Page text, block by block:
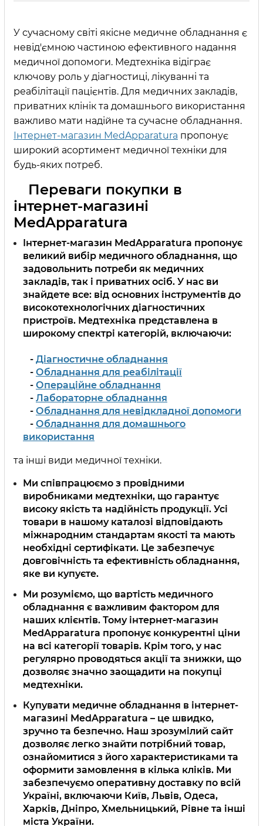
У сучасному світі якісне медичне обладнання є
невід'ємною частиною ефективного надання
медичної допомоги. Медтехніка відіграє
ключову роль у діагностиці, лікуванні та
реабілітації пацієнтів. Для медичних закладів,
приватних клінік та домашнього використання
важливо мати надійне та сучасне обладнання.
Інтернет-магазин MedApparatura пропонує
широкий асортимент медичної техніки для
будь-яких потреб.
Переваги покупки в
інтернет-магазині
MedApparatura
Інтернет-магазин MedApparatura пропонує
великий вибір медичного обладнання, що
задовольнить потреби як медичних
закладів, так і приватних осіб. У нас ви
знайдете все: від основних інструментів до
високотехнологічних діагностичних
пристроїв. Медтехніка представлена в
широкому спектрі категорій, включаючи:
- Діагностичне обладнання
- Обладнання для реабілітації
- Операційне обладнання
- Лабораторне обладнання
- Обладнання для невідкладної допомоги
- Обладнання для домашнього
використання
та інші види медичної техніки.
Ми співпрацюємо з провідними
виробниками медтехніки, що гарантує
високу якість та надійність продукції. Усі
товари в нашому каталозі відповідають
міжнародним стандартам якості та мають
необхідні сертифікати. Це забезпечує
довговічність та ефективність обладнання,
яке ви купуєте.
Ми розуміємо, що вартість медичного
обладнання є важливим фактором для
наших клієнтів. Тому інтернет-магазин
MedApparatura пропонує конкурентні ціни
на всі категорії товарів. Крім того, у нас
регулярно проводяться акції та знижки, що
дозволяє значно заощадити на покупці
медтехніки.
Купувати медичне обладнання в інтернет-
магазині MedApparatura – це швидко,
зручно та безпечно. Наш зрозумілий сайт
дозволяє легко знайти потрібний товар,
ознайомитися з його характеристиками та
оформити замовлення в кілька кліків. Ми
забезпечуємо оперативну доставку по всій
Україні, включаючи Київ, Львів, Одеса,
Харків, Дніпро, Хмельницький, Рівне та інші
міста України.